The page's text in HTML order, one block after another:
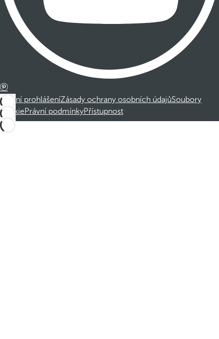
Právní prohlášeníZásady ochrany osobních údajůSoubory
cookiePrávní podmínkyPřístupnost